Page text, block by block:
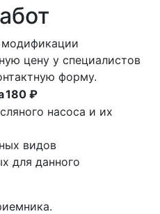
модификации
цену у специалистов
форму.
180 ₽
насоса и их
видов
для данного